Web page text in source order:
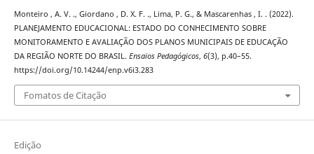
Monteiro , A. V. ., Giordano , D. X. F. ., Lima, P. G., & Mascarenhas , I. . (2022).
PLANEJAMENTO EDUCACIONAL: ESTADO DO CONHECIMENTO SOBRE
MONITORAMENTO E AVALIAÇÃO DOS PLANOS MUNICIPAIS DE EDUCAÇÃO
DA REGIÃO NORTE DO BRASIL. Ensaios Pedagógicos, 6(3), p.40–55.
https://doi.org/10.14244/enp.v6i3.283
Fomatos de Citação
Edição